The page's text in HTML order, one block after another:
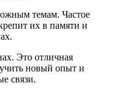
темам. Частое
их в памяти и
Это отличная
новый опыт и
связи.